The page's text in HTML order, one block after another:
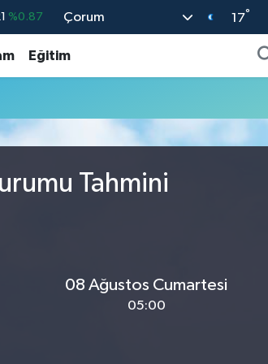
%0.87
%0.32
%0.03
Çorum 17°
Eğitim
Tahmini
08 Ağustos Cumartesi
05:00